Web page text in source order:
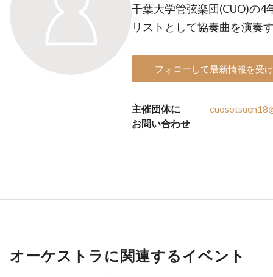
千葉大学管弦楽団(CUO)の4
リストとして協奏曲を演奏
フォローして最新情報を受
主催団体に
お問い合わせ
オーケストラに関連するイベント